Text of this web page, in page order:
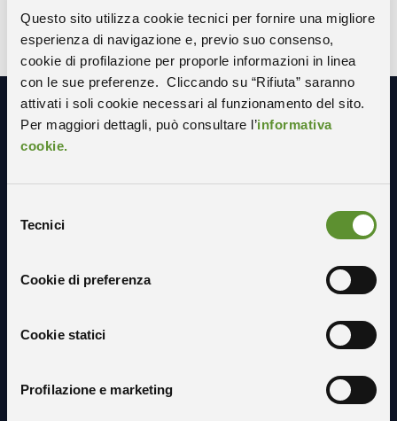
Questo sito utilizza cookie tecnici per fornire una migliore
esperienza di navigazione e, previo suo consenso,
cookie di profilazione per proporle informazioni in linea
con le sue preferenze. Cliccando su “Rifiuta” saranno
attivati i soli cookie necessari al funzionamento del sito.
Per maggiori dettagli, può consultare l’informativa
cookie.
delTecnici
Cookie di preferenza
Cookie statici
Profilazione e marketing
Resta in contatto con noi